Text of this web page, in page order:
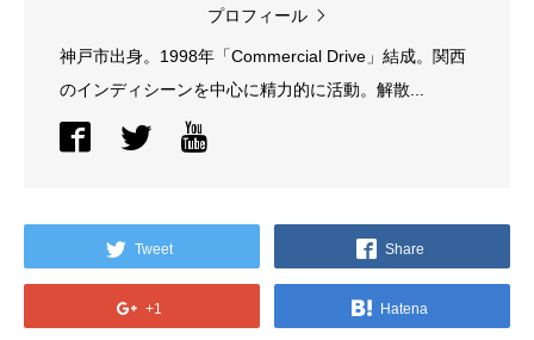
プロフィール
神戸市出身。1998年「Commercial Drive」結成。関西
のインディシーンを中心に精力的に活動。解散...
Tweet Share
+1 Hatena